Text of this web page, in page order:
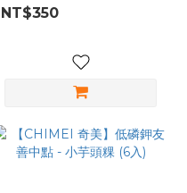
NT$350